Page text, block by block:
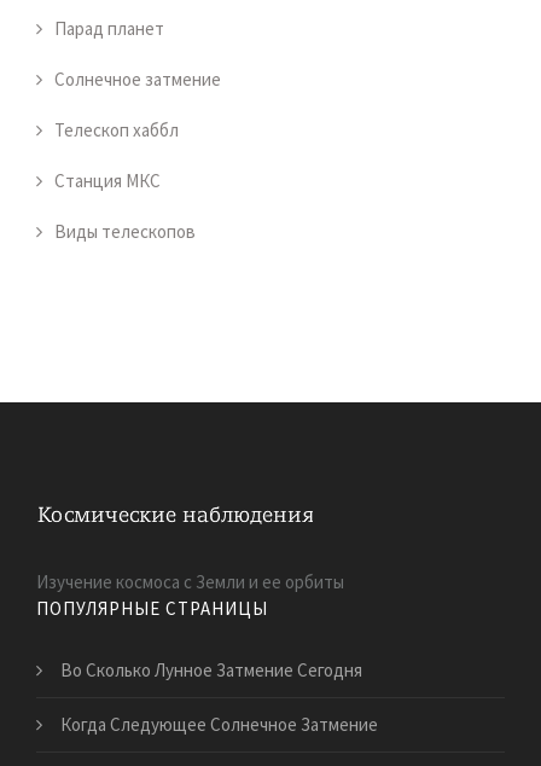
Парад планет
Солнечное затмение
Телескоп хаббл
Станция МКС
Виды телескопов
Изучение космоса с Земли и ее орбиты
ПОПУЛЯРНЫЕ СТРАНИЦЫ
Во Сколько Лунное Затмение Сегодня
Когда Следующее Солнечное Затмение